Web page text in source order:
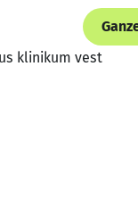
klinikum vest